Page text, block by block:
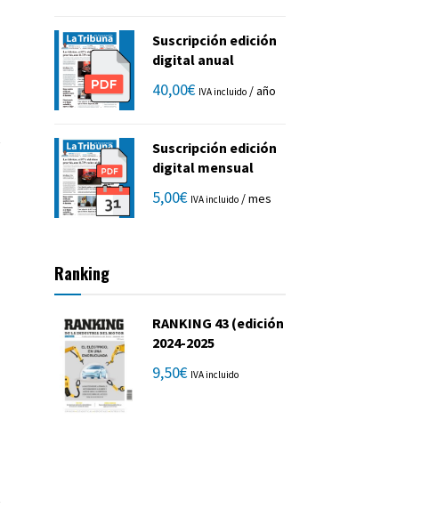
Suscripción edición
digital anual
40,00€ IVA incluido / año
Suscripción edición
digital mensual
5,00€ IVA incluido / mes
Ranking
RANKING 43 (edición
2024-2025
9,50€ IVA incluido